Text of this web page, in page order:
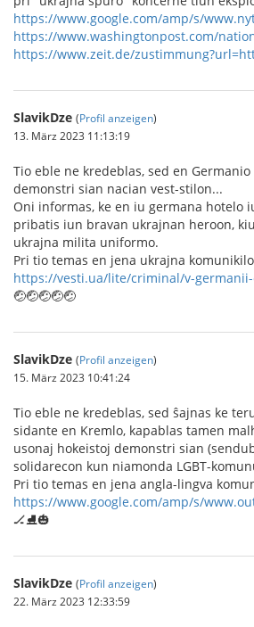
https://www.google.com/amp/s/
https://www.washingtonpost.com/
https://www.zeit.de/
SlavikDze (Profil anzeigen)
13. März 2023 11:13:19
Tio eble ne kredeblas, sed en
demonstri sian nacian vest-stilon...
Oni informas, ke en iu germana hotelo
pribatis iun bravan ukrajnan heroon,
ukrajna milita uniformo.
Pri tio temas en jena ukrajna
https://vesti.ua/lite/criminal/v-germanii-
🤕🤕🤕🤕🤕
SlavikDze (Profil anzeigen)
15. März 2023 10:41:24
Tio eble ne kredeblas, sed ŝajnas ke
sidante en Kremlo, kapablas tamen
usonaj hokeistoj demonstri sian
solidarecon kun niamonda LGBT-
Pri tio temas en jena angla-lingva
https://www.google.com/amp/s/
🏒⛸️🎃
SlavikDze (Profil anzeigen)
22. März 2023 12:33:59